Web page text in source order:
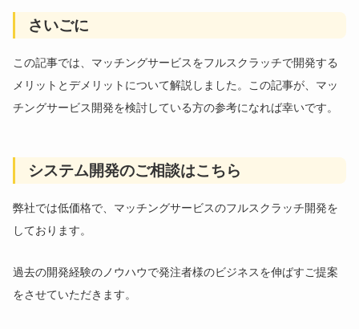
さいごに
この記事では、マッチングサービスをフルスクラッチで開発する
メリットとデメリットについて解説しました。この記事が、マッ
チングサービス開発を検討している方の参考になれば幸いです。
システム開発のご相談はこちら
弊社では低価格で、マッチングサービスのフルスクラッチ開発を
しております。
過去の開発経験のノウハウで発注者様のビジネスを伸ばすご提案
をさせていただきます。